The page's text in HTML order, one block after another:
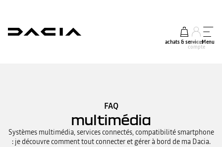
achats & services
mon
compte
Menu
FAQ
multimédia
Systèmes multimédia, services connectés, compatibilité smartphone
: je découvre comment tout connecter et gérer à bord de ma Dacia.